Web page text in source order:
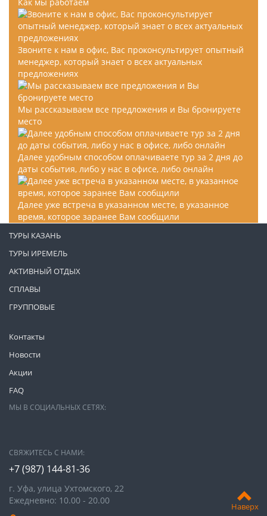
Наверх
Звоните к нам в офис, Вас проконсультирует опытный
менеджер, который знает о всех актуальных
предложениях
Мы рассказываем все предложения и Вы бронируете
место
Далее удобным способом оплачиваете тур за 2 дня до
даты события, либо у нас в офисе, либо онлайн
Далее уже встреча в указанном месте, в указанное
время, которое заранее Вам сообщили
Контакты
Новости
Акции
FAQ
ТУРЫ КАЗАНЬ
ТУРЫ ИРЕМЕЛЬ
АКТИВНЫЙ ОТДЫХ
СПЛАВЫ
ГРУППОВЫЕ
МЫ В СОЦИАЛЬНЫХ СЕТЯХ:
СВЯЖИТЕСЬ С НАМИ:
+7 (987) 144-81-36
г. Уфа, улица Ухтомского, 22
Ежедневно: 10.00 - 20.00